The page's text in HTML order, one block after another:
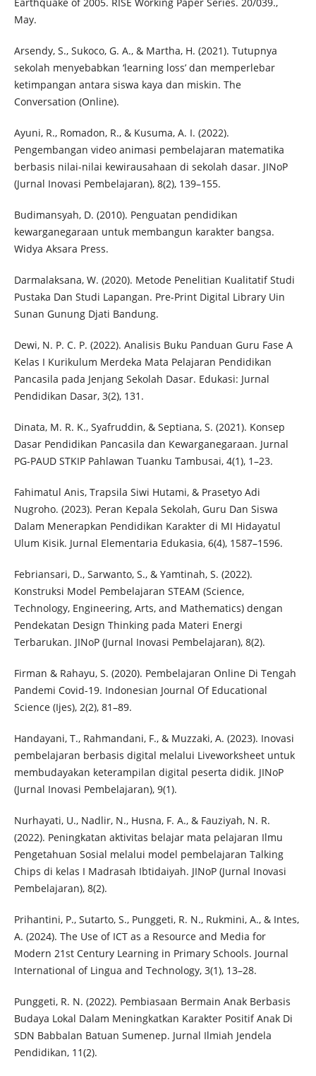
May.
Arsendy, S., Sukoco, G. A., & Martha, H. (2021). Tutupnya
sekolah menyebabkan ‘learning loss’ dan memperlebar
ketimpangan antara siswa kaya dan miskin. The
Conversation (Online).
Ayuni, R., Romadon, R., & Kusuma, A. I. (2022).
Pengembangan video animasi pembelajaran matematika
berbasis nilai-nilai kewirausahaan di sekolah dasar. JINoP
(Jurnal Inovasi Pembelajaran), 8(2), 139–155.
Budimansyah, D. (2010). Penguatan pendidikan
kewarganegaraan untuk membangun karakter bangsa.
Widya Aksara Press.
Darmalaksana, W. (2020). Metode Penelitian Kualitatif Studi
Pustaka Dan Studi Lapangan. Pre-Print Digital Library Uin
Sunan Gunung Djati Bandung.
Dewi, N. P. C. P. (2022). Analisis Buku Panduan Guru Fase A
Kelas I Kurikulum Merdeka Mata Pelajaran Pendidikan
Pancasila pada Jenjang Sekolah Dasar. Edukasi: Jurnal
Pendidikan Dasar, 3(2), 131.
Dinata, M. R. K., Syafruddin, & Septiana, S. (2021). Konsep
Dasar Pendidikan Pancasila dan Kewarganegaraan. Jurnal
PG-PAUD STKIP Pahlawan Tuanku Tambusai, 4(1), 1–23.
Fahimatul Anis, Trapsila Siwi Hutami, & Prasetyo Adi
Nugroho. (2023). Peran Kepala Sekolah, Guru Dan Siswa
Dalam Menerapkan Pendidikan Karakter di MI Hidayatul
Ulum Kisik. Jurnal Elementaria Edukasia, 6(4), 1587–1596.
Febriansari, D., Sarwanto, S., & Yamtinah, S. (2022).
Konstruksi Model Pembelajaran STEAM (Science,
Technology, Engineering, Arts, and Mathematics) dengan
Pendekatan Design Thinking pada Materi Energi
Terbarukan. JINoP (Jurnal Inovasi Pembelajaran), 8(2).
Firman & Rahayu, S. (2020). Pembelajaran Online Di Tengah
Pandemi Covid-19. Indonesian Journal Of Educational
Science (Ijes), 2(2), 81–89.
Handayani, T., Rahmandani, F., & Muzzaki, A. (2023). Inovasi
pembelajaran berbasis digital melalui Liveworksheet untuk
membudayakan keterampilan digital peserta didik. JINoP
(Jurnal Inovasi Pembelajaran), 9(1).
Nurhayati, U., Nadlir, N., Husna, F. A., & Fauziyah, N. R.
(2022). Peningkatan aktivitas belajar mata pelajaran Ilmu
Pengetahuan Sosial melalui model pembelajaran Talking
Chips di kelas I Madrasah Ibtidaiyah. JINoP (Jurnal Inovasi
Pembelajaran), 8(2).
Prihantini, P., Sutarto, S., Punggeti, R. N., Rukmini, A., & Intes,
A. (2024). The Use of ICT as a Resource and Media for
Modern 21st Century Learning in Primary Schools. Journal
International of Lingua and Technology, 3(1), 13–28.
Punggeti, R. N. (2022). Pembiasaan Bermain Anak Berbasis
Budaya Lokal Dalam Meningkatkan Karakter Positif Anak Di
SDN Babbalan Batuan Sumenep. Jurnal Ilmiah Jendela
Pendidikan, 11(2).